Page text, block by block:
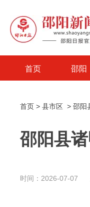
首页 邵阳
首页 > 县市区 > 邵阳
邵阳县
时间：2026-07-07